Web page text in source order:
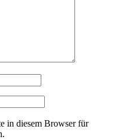
in diesem Browser für